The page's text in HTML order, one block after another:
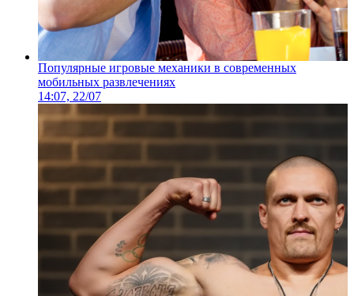
Популярные игровые механики в современных
мобильных развлечениях
14:07, 22/07